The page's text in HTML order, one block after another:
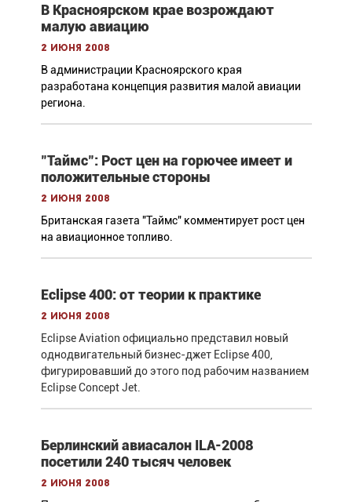
В Красноярском крае возрождают
малую авиацию
2 июня 2008
В администрации Красноярского края
разработана концепция развития малой авиации
региона.
"Таймс": Рост цен на горючее имеет и
положительные стороны
2 июня 2008
Британская газета "Таймс" комментирует рост цен
на авиационное топливо.
Eclipse 400: от теории к практике
2 июня 2008
Eclipse Aviation официально представил новый
однодвигательный бизнес-джет Eclipse 400,
фигурировавший до этого под рабочим названием
Eclipse Concept Jet.
Берлинский авиасалон ILA-2008
посетили 240 тысяч человек
2 июня 2008